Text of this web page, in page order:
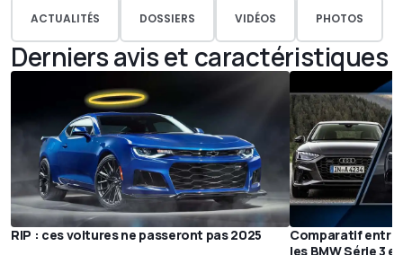
ACTUALITÉS DOSSIERS VIDÉOS PHOTOS
Derniers avis et caractéristiques
RIP : ces voitures ne passeront pas 2025
Comparatif entre
les BMW Série 3